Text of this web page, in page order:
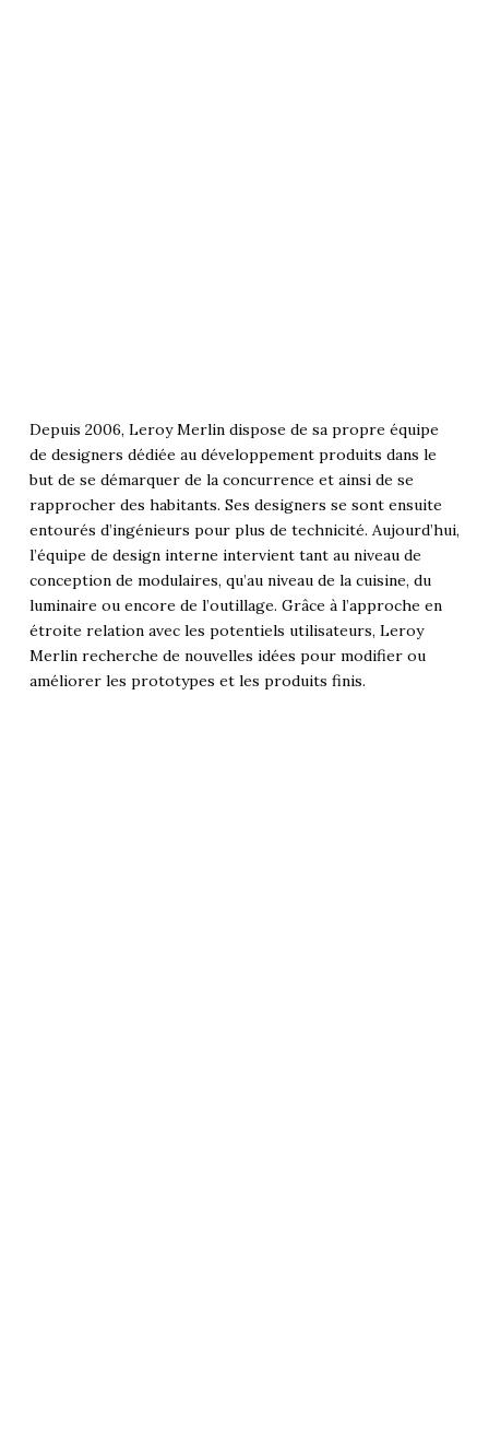
Depuis 2006, Leroy Merlin dispose de sa propre équipe
de designers dédiée au développement produits dans le
but de se démarquer de la concurrence et ainsi de se
rapprocher des habitants. Ses designers se sont ensuite
entourés d’ingénieurs pour plus de technicité. Aujourd’hui,
l’équipe de design interne intervient tant au niveau de
conception de modulaires, qu’au niveau de la cuisine, du
luminaire ou encore de l’outillage. Grâce à l’approche en
étroite relation avec les potentiels utilisateurs, Leroy
Merlin recherche de nouvelles idées pour modifier ou
améliorer les prototypes et les produits finis.